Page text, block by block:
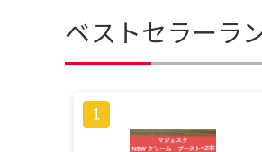
ベストセラーラ